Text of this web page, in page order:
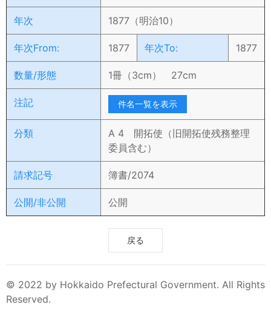
年次 1877（明治10）
年次From: 1877 年次To: 1877
数量/形態 1冊（3cm） 27cm
注記 件名一覧を表示
分類
A 4 開拓使（旧開拓使残務整理
委員含む）
請求記号 簿書/2074
公開/非公開 公開
戻る
© 2022 by Hokkaido Prefectural Government. All Rights
Reserved.